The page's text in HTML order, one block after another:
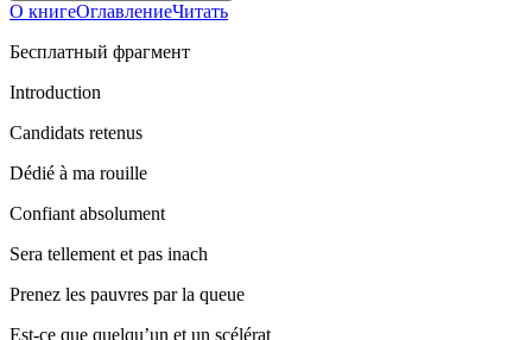
О книгеОглавлениеЧитать
Бесплатный фрагмент
Introduction
Candidats retenus
Dédié à ma rouille
Confiant absolument
Sera tellement et pas inach
Prenez les pauvres par la queue
Est-ce que quelqu’un et un scélérat